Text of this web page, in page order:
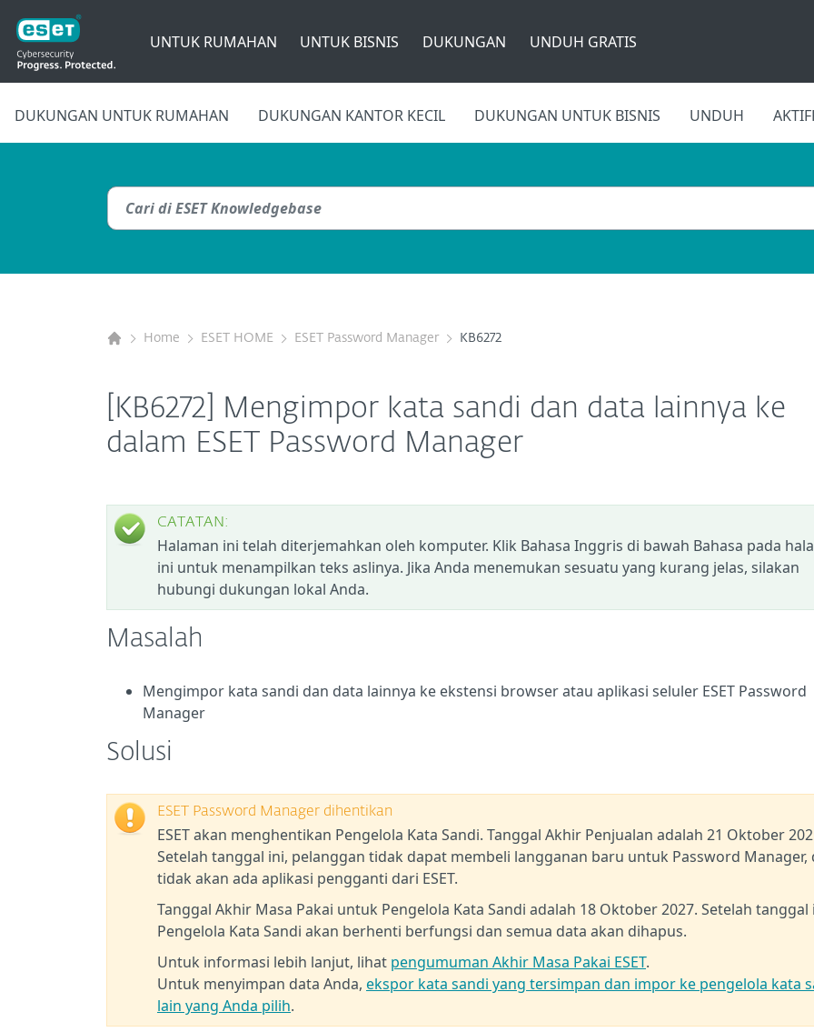
UNTUK RUMAHAN UNTUK BISNIS DUKUNGAN UNDUH GRATIS
DUKUNGAN UNTUK RUMAHAN DUKUNGAN KANTOR KECIL DUKUNGAN UNTUK BISNIS UNDUH
Home ESET HOME ESET Password Manager KB6272
[KB6272] Mengimpor kata sandi dan data lainnya ke
dalam ESET Password Manager
CATATAN:
Halaman ini telah diterjemahkan oleh komputer. Klik Bahasa Inggris di bawah Bahasa pada
ini untuk menampilkan teks aslinya. Jika Anda menemukan sesuatu yang kurang jelas, silakan
hubungi dukungan lokal Anda.
Masalah
Mengimpor kata sandi dan data lainnya ke ekstensi browser atau aplikasi seluler ESET Password
Manager
Solusi
ESET Password Manager dihentikan
ESET akan menghentikan Pengelola Kata Sandi. Tanggal Akhir Penjualan adalah 21 Oktober
Setelah tanggal ini, pelanggan tidak dapat membeli langganan baru untuk Password Manager,
tidak akan ada aplikasi pengganti dari ESET.
Tanggal Akhir Masa Pakai untuk Pengelola Kata Sandi adalah 18 Oktober 2027. Setelah tanggal
Pengelola Kata Sandi akan berhenti berfungsi dan semua data akan dihapus.
Untuk informasi lebih lanjut, lihat pengumuman Akhir Masa Pakai ESET.
Untuk menyimpan data Anda, ekspor kata sandi yang tersimpan dan impor ke pengelola kata
lain yang Anda pilih.